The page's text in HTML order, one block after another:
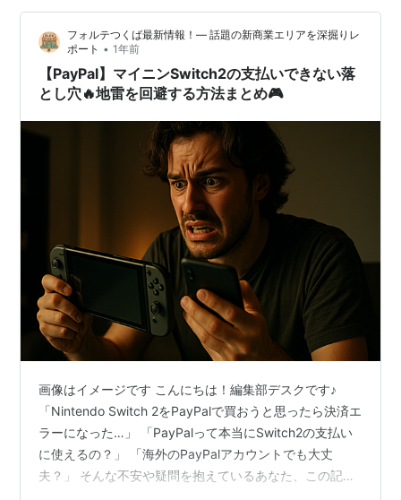
フォルテつくば最新情報！— 話題の新商業エリアを深掘りレ
ポート • 1年前
【PayPal】マイニンSwitch2の支払いできない落
とし穴🔥地雷を回避する方法まとめ🎮
画像はイメージです こんにちは！編集部デスクです♪
「Nintendo Switch 2をPayPalで買おうと思ったら決済エ
ラーになった…」 「PayPalって本当にSwitch2の支払い
に使えるの？」 「海外のPayPalアカウントでも大丈
夫？」 そんな不安や疑問を抱えているあなた、この記事